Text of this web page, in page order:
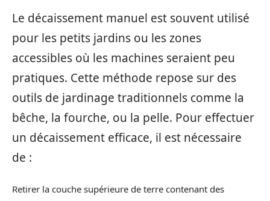
Le décaissement manuel est souvent utilisé
pour les petits jardins ou les zones
accessibles où les machines seraient peu
pratiques. Cette méthode repose sur des
outils de jardinage traditionnels comme la
bêche, la fourche, ou la pelle. Pour effectuer
un décaissement efficace, il est nécessaire
de :
Retirer la couche supérieure de terre contenant des